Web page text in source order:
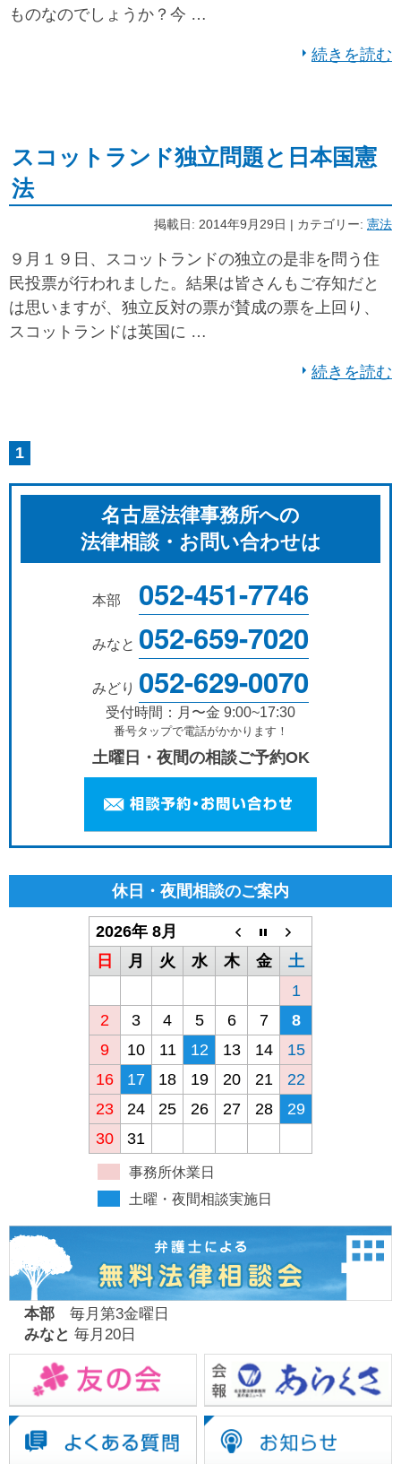
ものなのでしょうか？今 …
続きを読む
スコットランド独立問題と日本国憲
法
掲載日: 2014年9月29日 | カテゴリー: 憲法
９月１９日、スコットランドの独立の是非を問う住
民投票が行われました。結果は皆さんもご存知だと
は思いますが、独立反対の票が賛成の票を上回り、
スコットランドは英国に …
続きを読む
1
名古屋法律事務所への
法律相談・お問い合わせは
本部 052-451-7746
みなと 052-659-7020
みどり 052-629-0070
受付時間：月〜金 9:00~17:30
番号タップで電話がかかります！
土曜日・夜間の相談ご予約OK
休日・夜間相談のご案内
2026年 8月
日
月 火 水 木 金
土
1
2
3 4 5 6 7
8
9
10 11 12 13 14
15
16
17 18 19 20 21
22
23
24 25 26 27 28
29
30
31
事務所休業日
土曜・夜間相談実施日
本部毎月第3金曜日
みなと 毎月20日